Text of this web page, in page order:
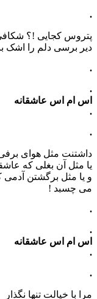
.
پتروس کجایی !؟
دیر برسی دلم را اشک
.
.
اس ام اس عاشقانه
.
.
داشتنت مثل هوای
یا مثل آن بغلی که
و یا مثل برگشتن
می چسبد !
.
.
اس ام اس عاشقانه
.
.
مرا با خیالت تنها نگذار